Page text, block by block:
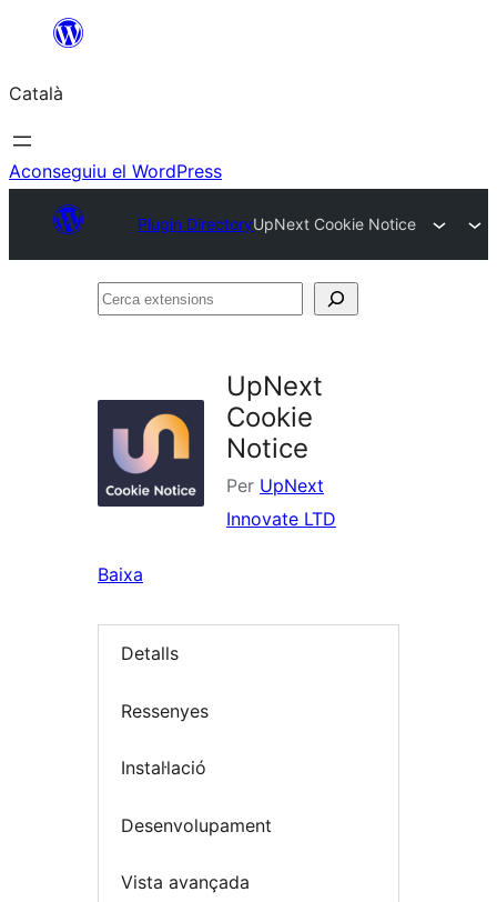
contingut
Català
Aconseguiu el WordPress
Plugin DirectoryUpNext Cookie Notice
Cerca
UpNext
Cookie
Notice
Per UpNext
Innovate LTD
Baixa
Detalls
Ressenyes
Instal·lació
Desenvolupament
Vista avançada